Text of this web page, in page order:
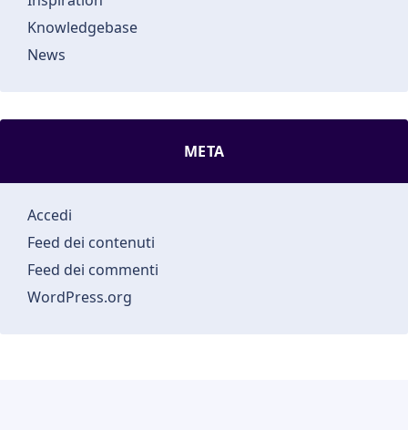
Knowledgebase
News
META
Accedi
Feed dei contenuti
Feed dei commenti
WordPress.org